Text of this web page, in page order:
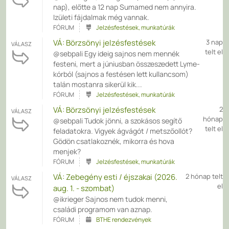
nap), előtte a 12 nap Sumamed nem annyira.
Izületi fájdalmak még vannak.
FÓRUM Jelzésfestések, munkatúrák
VÁLASZ VÁ: Börzsönyi jelzésfestések
@sebpali Egy ideig sajnos nem mennék
festeni, mert a júniusban összeszedett Lyme-
kórból (sajnos a festésen lett kullancsom)
talán mostanra sikerül kik...
3 nap
telt el
FÓRUM Jelzésfestések, munkatúrák
VÁLASZ VÁ: Börzsönyi jelzésfestések
@sebpali Tudok jönni, a szokásos segítő
feladatokra. Vigyek ágvágót / metszőollót?
Gödön csatlakoznék, mikorra és hova
menjek?
2
hónap
telt el
FÓRUM Jelzésfestések, munkatúrák
VÁLASZ
VÁ: Zebegény esti / éjszakai (2026.
aug. 1. - szombat)
@ikrieger Sajnos nem tudok menni,
családi programom van aznap.
2 hónap telt
el
FÓRUM BTHE rendezvények